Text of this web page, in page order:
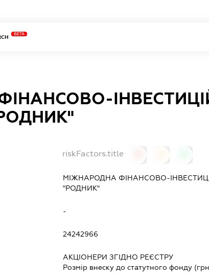
BETA
riskFactors.title
МІЖНАРОДНА ФІНАНСОВО-
"РОДНИК"
-
24242966
АКЦІОНЕРИ ЗГІДНО РЕЄСТРУ
Розмір внеску до статутного фонду